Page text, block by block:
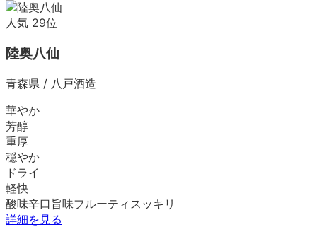
人気 29位
陸奥八仙
青森県 / 八戸酒造
華やか
芳醇
重厚
穏やか
ドライ
軽快
酸味辛口 旨味フルーティ スッキリ
詳細を見る